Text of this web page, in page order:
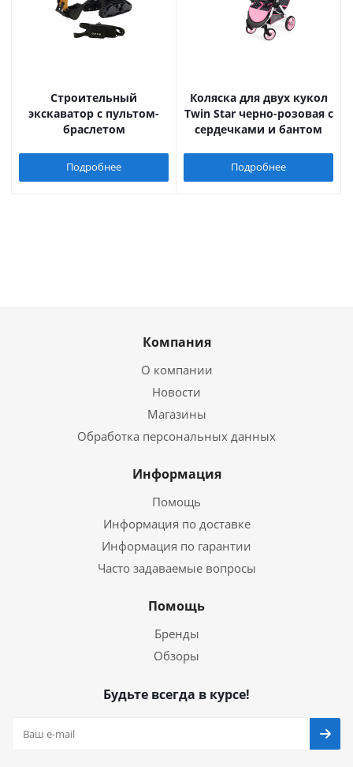
Строительный
экскаватор с пультом-
браслетом
Подробнее
Коляска для двух кукол
Twin Star черно-розовая с
сердечками и бантом
Подробнее
Компания
О компании
Новости
Магазины
Обработка персональных данных
Информация
Помощь
Информация по доставке
Информация по гарантии
Часто задаваемые вопросы
Помощь
Бренды
Обзоры
Будьте всегда в курсе!